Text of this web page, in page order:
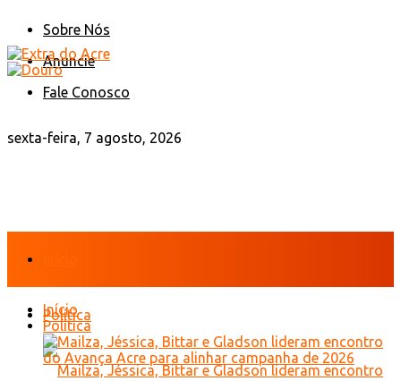
Sobre Nós
Anuncie
Fale Conosco
sexta-feira, 7 agosto, 2026
Política
Início
Política